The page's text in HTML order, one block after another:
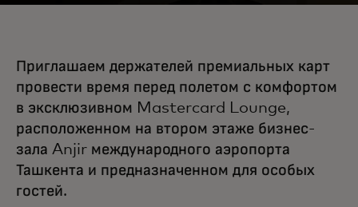
Приглашаем держателей премиальных карт
провести время перед полетом с комфортом
в эксклюзивном Mastercard Lounge,
расположенном на втором этаже бизнес-
зала Anjir международного аэропорта
Ташкента и предназначенном для особых
гостей.